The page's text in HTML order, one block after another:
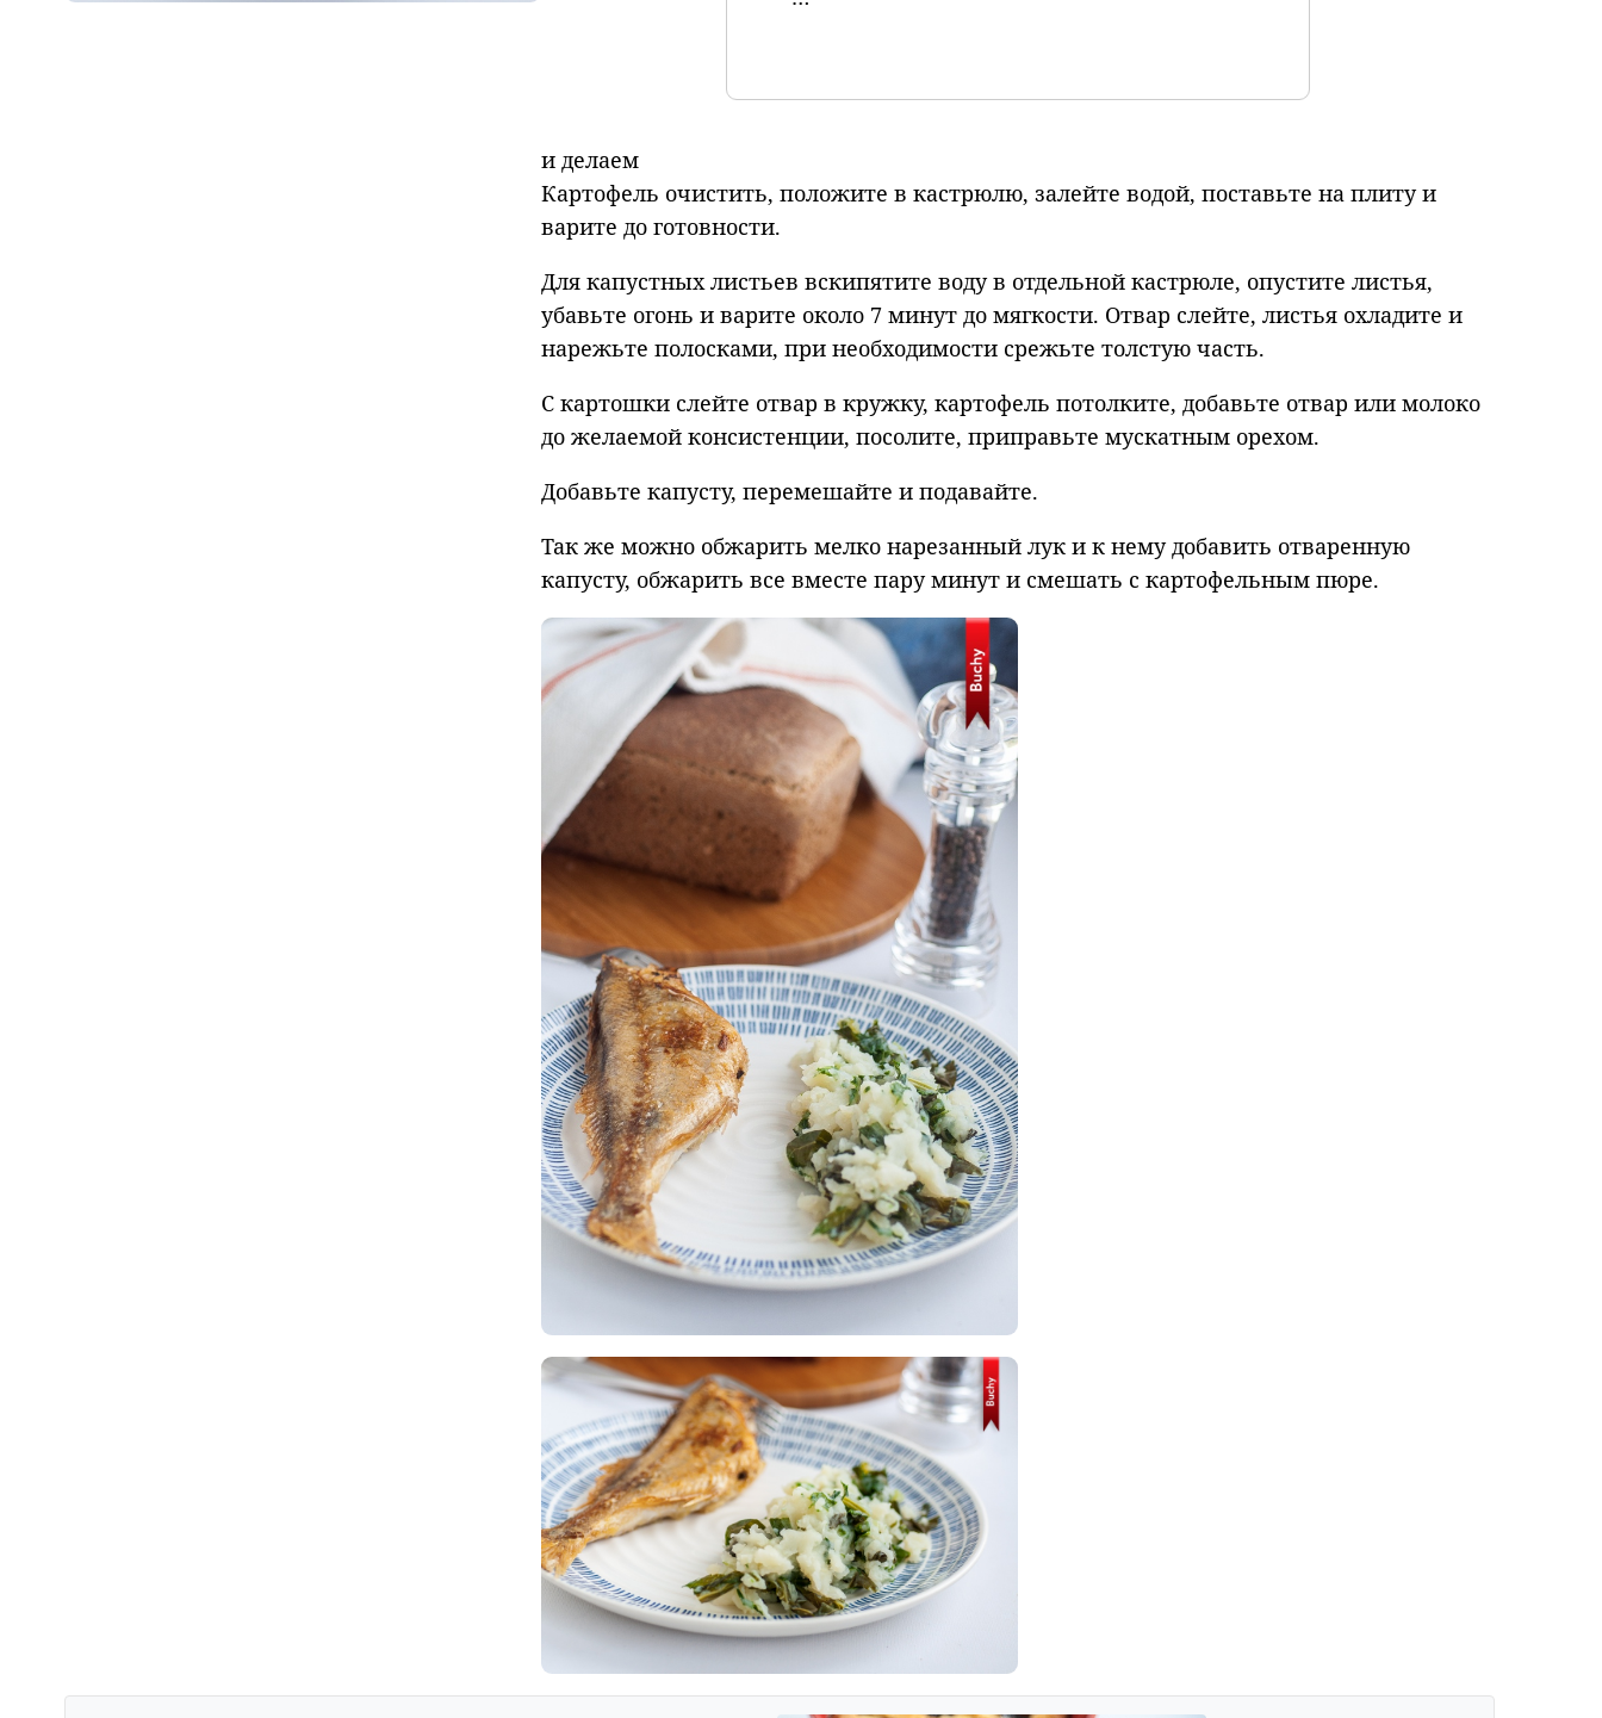
и делаем
Картофель очистить, положите в кастрюлю, залейте водой, поставьте на плиту и
варите до готовности.
Для капустных листьев вскипятите воду в отдельной кастрюле, опустите листья,
убавьте огонь и варите около 7 минут до мягкости. Отвар слейте, листья охладите и
нарежьте полосками, при необходимости срежьте толстую часть.
С картошки слейте отвар в кружку, картофель потолките, добавьте отвар или молоко
до желаемой консистенции, посолите, приправьте мускатным орехом.
Добавьте капусту, перемешайте и подавайте.
Так же можно обжарить мелко нарезанный лук и к нему добавить отваренную
капусту, обжарить все вместе пару минут и смешать с картофельным пюре.